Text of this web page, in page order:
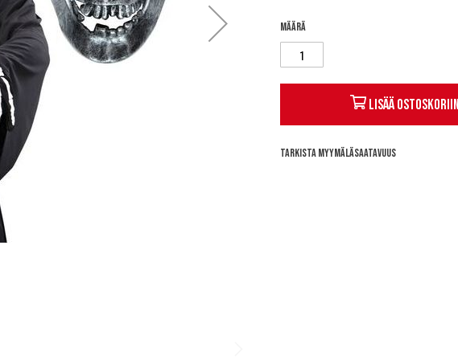
Määrä
Lisää ostoskoriin
Tarkista myymäläsaatavuus